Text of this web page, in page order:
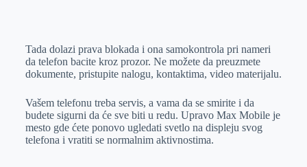
Tada dolazi prava blokada i ona samokontrola pri nameri
da telefon bacite kroz prozor. Ne možete da preuzmete
dokumente, pristupite nalogu, kontaktima, video materijalu.
Vašem telefonu treba servis, a vama da se smirite i da
budete sigurni da će sve biti u redu. Upravo Max Mobile je
mesto gde ćete ponovo ugledati svetlo na displeju svog
telefona i vratiti se normalnim aktivnostima.